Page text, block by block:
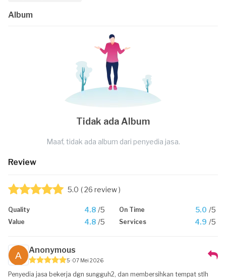
Album
Tidak ada Album
Maaf, tidak ada album dari penyedia jasa.
Review
5.0 ( 26 review )
Quality 4.8 /5 On Time 5.0 /5
Value 4.8 /5 Services 4.9 /5
Anonymous
5 07 Mei 2026
Penyedia jasa bekerja dgn sungguh2, dan membersihkan tempat stlh